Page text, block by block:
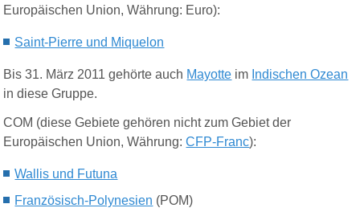
Europäischen Union, Währung: Euro):
Saint-Pierre und Miquelon
Bis 31. März 2011 gehörte auch Mayotte im Indischen Ozean
in diese Gruppe.
COM (diese Gebiete gehören nicht zum Gebiet der
Europäischen Union, Währung:CFP-Franc):
Wallis und Futuna
Französisch-Polynesien (POM)